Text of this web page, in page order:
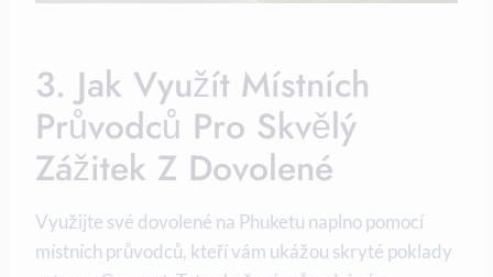
3.‌ Jak ​využít Místních
Průvodců‌ Pro​ Skvělý​
Zážitek Z Dovolené
Využijte své dovolené na Phuketu‍ naplno pomocí
místních průvodců, kteří⁢ vám ukážou skryté⁤ poklady